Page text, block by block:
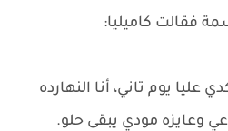
فقالت كاميليا:
عليا يوم تاني، أنا النهارده
وعايزه مودي يبقى حلو.